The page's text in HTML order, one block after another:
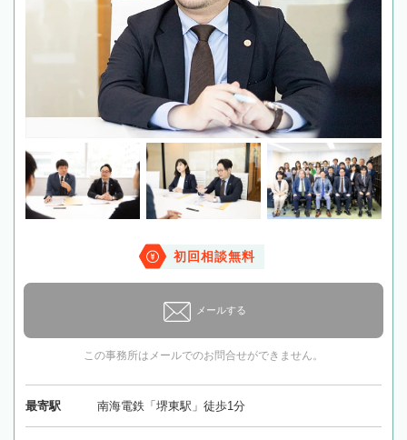
初回相談無料
メールする
この事務所はメールでのお問合せができません。
最寄駅 南海電鉄「堺東駅」徒歩1分